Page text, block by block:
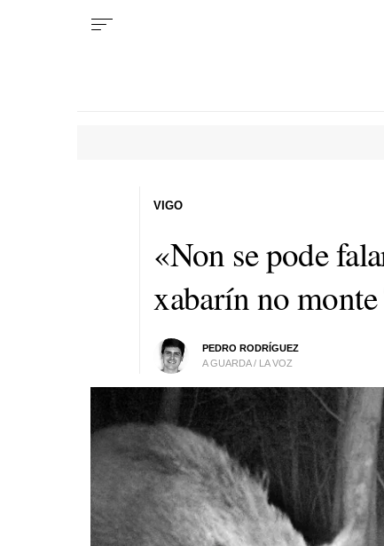
«Non se pode
xabarín no monte
PEDRO RODRÍGUEZ
A GUARDA / LA VOZ
VIGO